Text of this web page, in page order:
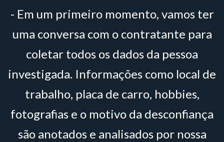
- Em um primeiro momento, vamos ter
uma conversa com o contratante para
coletar todos os dados da pessoa
investigada. Informações como local de
trabalho, placa de carro, hobbies,
fotografias e o motivo da desconfiança
são anotados e analisados por nossa